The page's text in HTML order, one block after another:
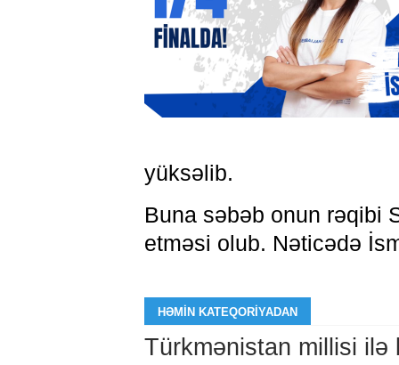
yüksəlib.
Buna səbəb onun rəqibi
etməsi olub. Nəticədə
HƏMIN KATEQORIYADAN
Türkmənistan millisi ilə